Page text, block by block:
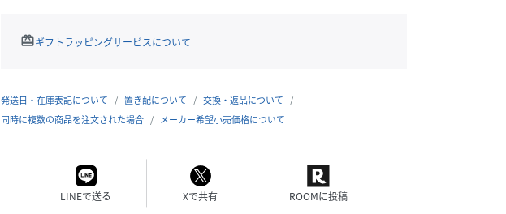
redeemギフトラッピングサービスについて
発送日・在庫表記について 置き配について
交換・返品について
同時に複数の商品を注文された場合
メーカー希望小売価格について
LINEで送る Xで共有 ROOMに投稿